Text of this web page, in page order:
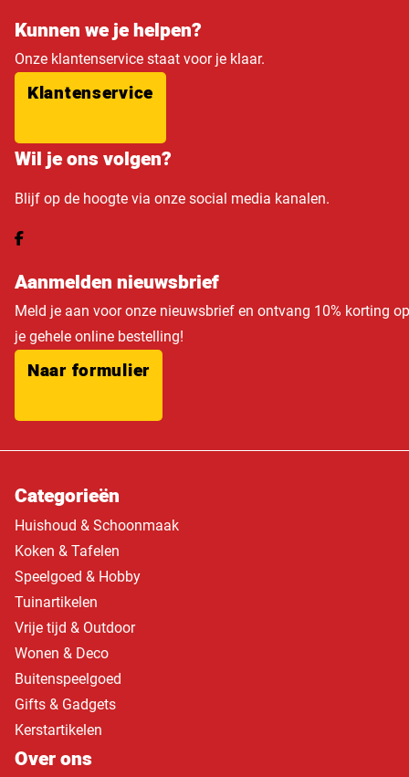
Kunnen we je helpen?
Onze klantenservice staat voor je klaar.
Klantenservice
Wil je ons volgen?
Blijf op de hoogte via onze social media kanalen.
Aanmelden nieuwsbrief
Meld je aan voor onze nieuwsbrief en ontvang 10% korting op
je gehele online bestelling!
Naar formulier
Categorieën
Huishoud & Schoonmaak
Koken & Tafelen
Speelgoed & Hobby
Tuinartikelen
Vrije tijd & Outdoor
Wonen & Deco
Buitenspeelgoed
Gifts & Gadgets
Kerstartikelen
Over ons